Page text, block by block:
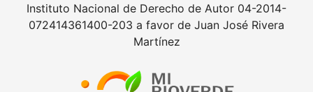
Instituto Nacional de Derecho de Autor 04-2014-
072414361400-203 a favor de Juan José Rivera
Martínez